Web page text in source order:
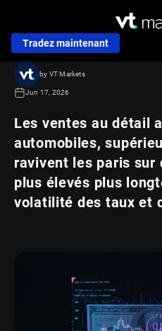
Tradez maintenant
Les ventes au détail
automobiles,
ravivent les paris sur
plus élevés plus
volatilité des taux et
by VT Markets
Jun 17, 2026